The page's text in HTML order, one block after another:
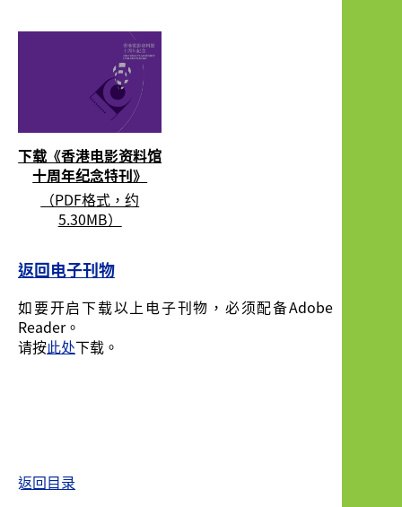
下载《香港电影资料馆
十周年纪念特刊》
（PDF格式，约
5.30MB）
返回电子刊物
如要开启下载以上电子刊物，必须配备Adobe
Reader。
请按此处下载。
返回目录